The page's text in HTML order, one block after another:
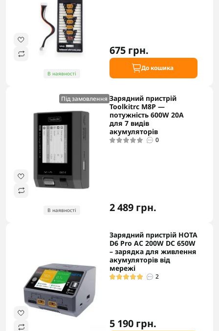
В наявності
675 грн.
До кошика
Під замовлення
В наявності
Зарядний пристрій
Toolkitrc M8P —
потужність 600W 20A
для 7 видів
акумуляторів
0
2 489 грн.
Зарядний пристрій HOTA
D6 Pro AC 200W DC 650W
– зарядка для живлення
акумуляторів від
мережі
2
5 190 грн.